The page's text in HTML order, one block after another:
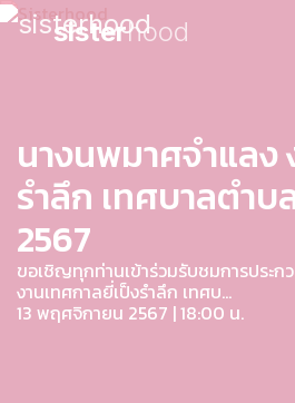
sisterhood
นางนพมาศจำแลง
รำลึก เทศบาลตำ
2567
ขอเชิญทุกท่านเข้าร่วมรับชมการประก
งานเทศกาลยี่เป็งรำลึก เทศบ...
13 พฤศจิกายน 2567 | 18:00 น.